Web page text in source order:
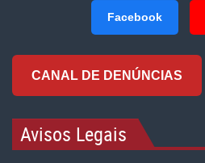
Facebook
CANAL DE DENÚNCIAS
Avisos Legais